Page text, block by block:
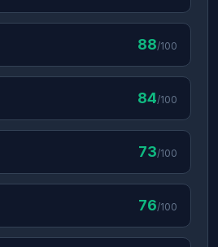
88/100
84/100
73/100
76/100